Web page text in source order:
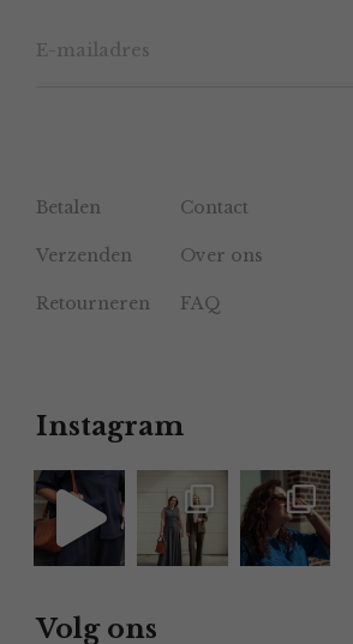
Betalen Contact
Verzenden Over ons
Retourneren FAQ
Instagram
Volg ons